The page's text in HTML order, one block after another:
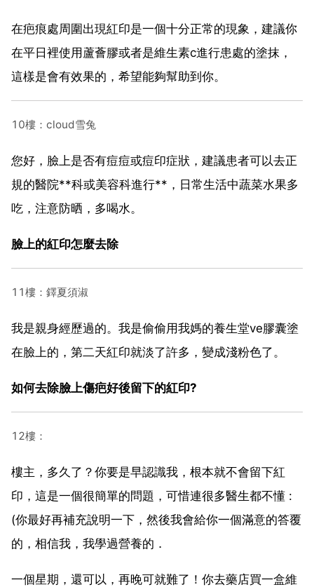
在疤痕處周圍出現紅印是一個十分正常的現象，建議你
在平日裡使用蘆薈膠或者是維生素c進行患處的塗抹，
這樣是會有效果的，希望能夠幫助到你。
10樓：cloud雪兔
您好，臉上是否有痘痘或痘印症狀，建議患者可以去正
規的醫院**科或美容科進行**，日常生活中蔬菜水果多
吃，注意防晒，多喝水。
臉上的紅印怎麼去除
11樓：鐸夏須淑
我是親身經歷過的。我是偷偷用我媽的養生堂ve膠囊塗
在臉上的，第二天紅印就淡了許多，變成淺粉色了。
如何去除臉上傷疤好後留下的紅印?
12樓：
樓主，多久了？你要是早認識我，根本就不會留下紅
印，這是一個很簡單的問題，可惜連很多醫生都不懂 :
(你最好再補充說明一下，然後我會給你一個滿意的答覆
的，相信我，我學過營養的．
一個星期，還可以，再晚可就難了！你去藥店買一盒維